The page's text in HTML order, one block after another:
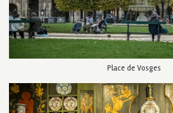
Place de Vosges